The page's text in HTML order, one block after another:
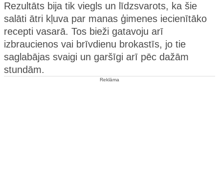
Rezultāts bija tik viegls un līdzsvarots, ka šie
salāti ātri kļuva par manas ģimenes iecienītāko
recepti vasarā. Tos bieži gatavoju arī
izbraucienos vai brīvdienu brokastīs, jo tie
saglabājas svaigi un garšīgi arī pēc dažām
stundām.
Reklāma